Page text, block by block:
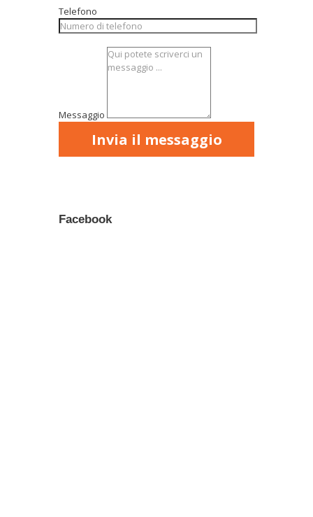
Telefono
Messaggio
Facebook